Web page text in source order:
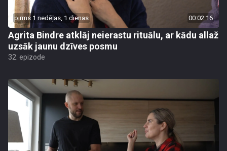
pirms 1 nedēļas, 1 dienas 00:02:16
Agrita Bindre atklāj neierastu rituālu, ar kādu allaž
uzsāk jaunu dzīves posmu
32. epizode